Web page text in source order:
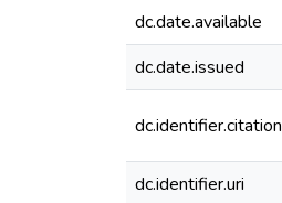
dc.date.available
dc.date.issued
dc.identifier.citation
dc.identifier.uri